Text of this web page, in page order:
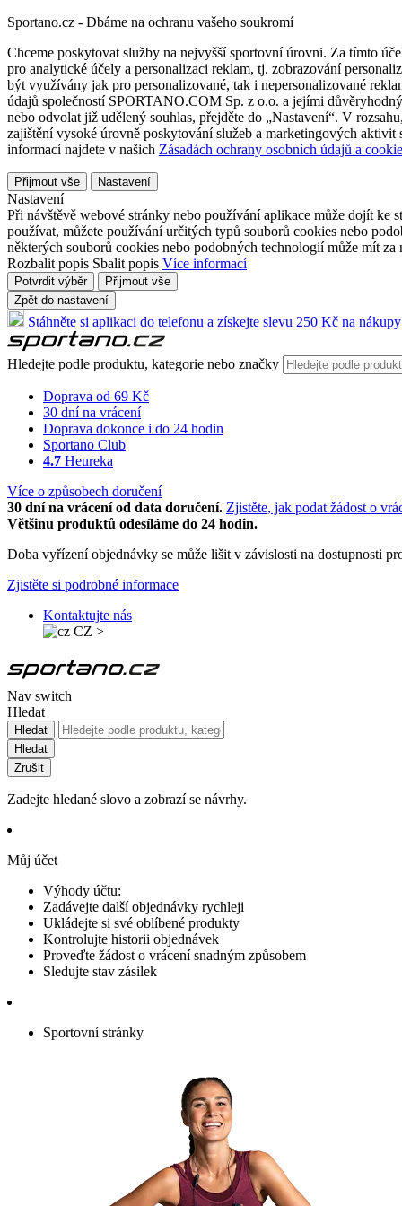
Sportano.cz - Dbáme na ochranu vašeho soukromí
Chceme poskytovat služby na nejvyšší sportovní úrovni. Za tímto
pro analytické účely a personalizaci reklam, tj. zobrazování
být využívány jak pro personalizované, tak i nepersonalizované
údajů společností SPORTANO.COM Sp. z o.o. a jejími
nebo odvolat již udělený souhlas, přejděte do „Nastavení“. V
zajištění vysoké úrovně poskytování služeb a marketingových
informací najdete v našich Zásadách ochrany osobních údajů a
Přijmout vše Nastavení
Nastavení
Při návštěvě webové stránky nebo používání aplikace může dojít ke
používat, můžete používání určitých typů souborů cookies nebo
některých souborů cookies nebo podobných technologií může mít
Rozbalit popis Sbalit popis Více informací
Potvrdit výběr
Přijmout vše
Zpět do nastavení
Stáhněte si aplikaci do telefonu a získejte slevu 250 Kč na
Hledejte podle produktu, kategorie nebo značky
Doprava od 69 Kč
30 dní na vrácení
Doprava dokonce i do 24 hodin
Sportano Club
4.7 Heureka
Více o způsobech doručení
30 dní na vrácení od data doručení. Zjistěte, jak podat žádost o
Většinu produktů odesíláme do 24 hodin.
Doba vyřízení objednávky se může lišit v závislosti na dostupnosti
Zjistěte si podrobné informace
Kontaktujte nás
CZ >
Nav switch
Hledat
Hledat
Hledat
Zrušit
Zadejte hledané slovo a zobrazí se návrhy.
Můj účet
Výhody účtu:
Zadávejte další objednávky rychleji
Ukládejte si své oblíbené produkty
Kontrolujte historii objednávek
Proveďte žádost o vrácení snadným způsobem
Sledujte stav zásilek
Sportovní stránky